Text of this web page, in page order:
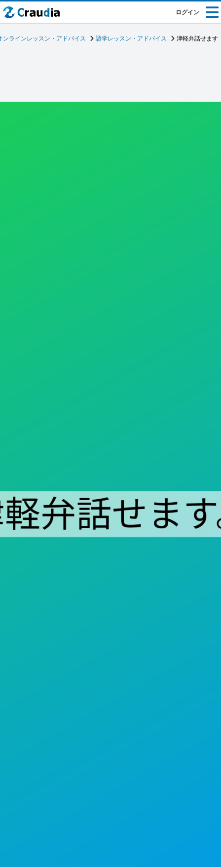
ログイン
ンラインレッスン・アドバイス 語学レッスン・アドバイス 津軽弁話せます